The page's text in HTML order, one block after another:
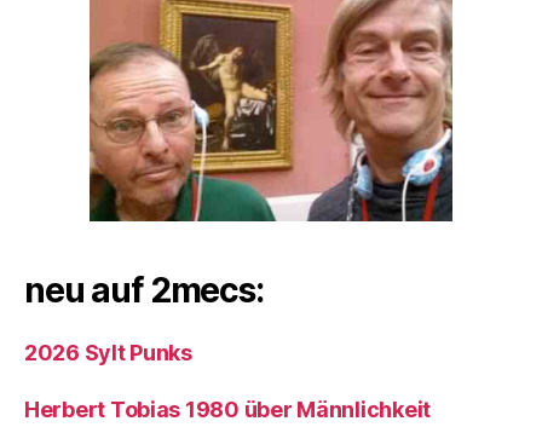
neu auf 2mecs:
2026 Sylt Punks
Herbert Tobias 1980 über Männlichkeit